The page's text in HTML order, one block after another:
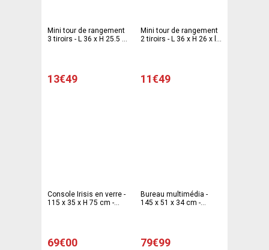
Mini tour de rangement
3 tiroirs - L 36 x H 25.5 x
13€49
Mini tour de rangement
2 tiroirs - L 36 x H 26 x l
11€49
Console Irisis en verre -
115 x 35 x H 75 cm -
69€00
Bureau multimédia -
145 x 51 x 34 cm -
79€99